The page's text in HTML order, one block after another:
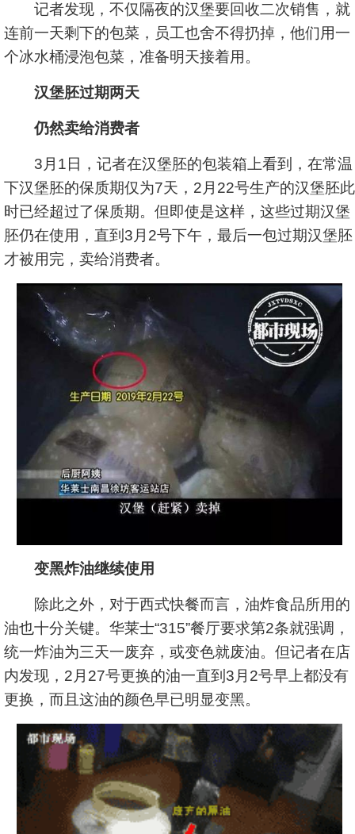
记者发现，不仅隔夜的汉堡要回收二次销售，就
连前一天剩下的包菜，员工也舍不得扔掉，他们用一
个冰水桶浸泡包菜，准备明天接着用。
汉堡胚过期两天
仍然卖给消费者
3月1日，记者在汉堡胚的包装箱上看到，在常温
下汉堡胚的保质期仅为7天，2月22号生产的汉堡胚此
时已经超过了保质期。但即使是这样，这些过期汉堡
胚仍在使用，直到3月2号下午，最后一包过期汉堡胚
才被用完，卖给消费者。
变黑炸油继续使用
除此之外，对于西式快餐而言，油炸食品所用的
油也十分关键。华莱士“315”餐厅要求第2条就强调，
统一炸油为三天一废弃，或变色就废油。但记者在店
内发现，2月27号更换的油一直到3月2号早上都没有
更换，而且这油的颜色早已明显变黑。